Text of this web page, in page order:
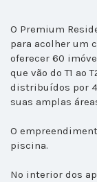
O Premium
para acolher um
oferecer 60
que vão do T1 ao
distribuídos por
suas amplas
O
piscina.
No interior dos